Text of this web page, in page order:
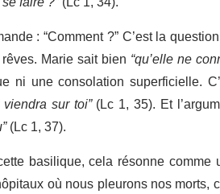
: “Comment ?” C’est la
Marie sait bien “qu’elle ne
une consolation superficielle.
sur toi”(Lc 1, 35). Et
(Lc 1, 37).
basilique, cela résonne comme
où nous pleurons nos morts,